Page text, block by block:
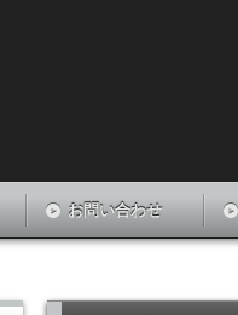
お問い合わせ